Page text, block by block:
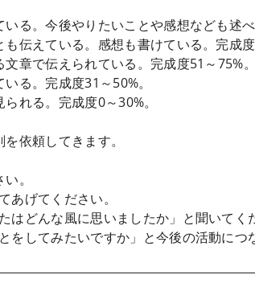
る。今後やりたいことや感想なども述
伝えている。感想も書けている。完成
章で伝えられている。完成度51～75%。
る。完成度31～50%。
れる。完成度0～30%。
依頼してきます。
。
あげてください。
はどんな風に思いましたか」と聞いてく
をしてみたいですか」と今後の活動に